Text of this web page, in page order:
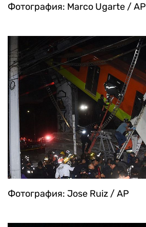
Фотография: Marco Ugarte / AP
Фотография: Jose Ruiz / AP